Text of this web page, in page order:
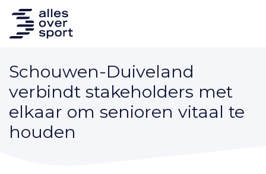
Schouwen-Duiveland
verbindt stakeholders met
elkaar om senioren vitaal te
houden